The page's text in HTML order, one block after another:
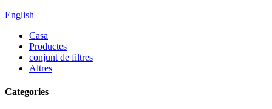
English
Casa
Productes
conjunt de filtres
Altres
Categories